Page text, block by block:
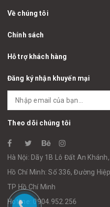
Về chúng tôi
Chính sách
Hỗ trợ khách hàng
Đăng ký nhận khuyến mại
Theo dõi chúng tôi
Hà Nội: Dãy 1B Lô Đất An
Hồ Chí Minh: Số 336, Đường
TP Hồ Chí Minh
Hotline: 0904.952.256